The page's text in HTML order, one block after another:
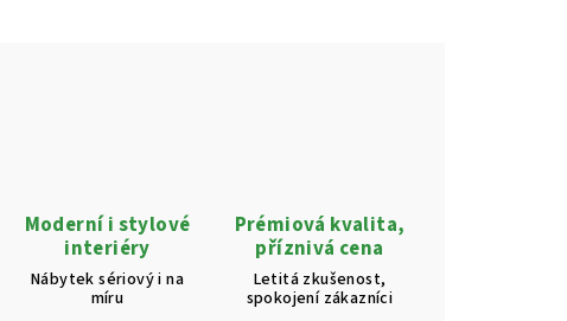
Moderní i stylové
interiéry
Nábytek sériový i na
míru
Prémiová kvalita,
příznivá cena
Letitá zkušenost,
spokojení zákazníci